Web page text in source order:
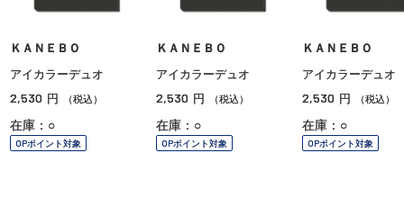
ＫＡＮＥＢＯ
アイカラーデュオ
2,530 円 （税込）
在庫：○
OPポイント対象
ＫＡＮＥＢＯ
アイカラーデュオ
2,530 円 （税込）
在庫：○
OPポイント対象
ＫＡＮＥＢＯ
アイカラーデュオ
2,530 円 （税込）
在庫：○
OPポイント対象